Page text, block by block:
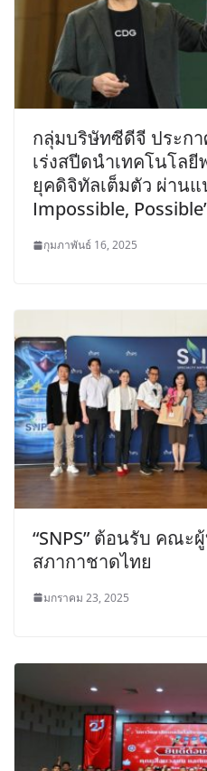
กลุ่มบริษัทซีดีจี ประก
เร่งสปีดนำเทคโนโล
ยุคดิจิทัลเต็มตัว ผ่านแ
Impossible, Possible’
กุมภาพันธ์ 16, 2025
“SNPS” ต้อนรับ คณะ
สภากาชาดไทย
มกราคม 23, 2025